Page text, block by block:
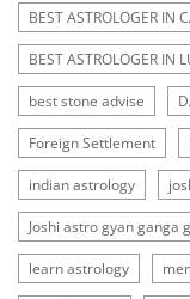
BEST ASTROLOGER IN
BEST ASTROLOGER IN
best stone advise
Foreign Settlement
indian astrology
Joshi astro gyan ganga
learn astrology